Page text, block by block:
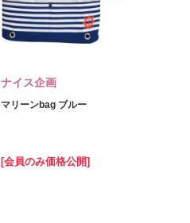
ナイス企画
マリーンbag ブルー
[会員のみ価格公開]